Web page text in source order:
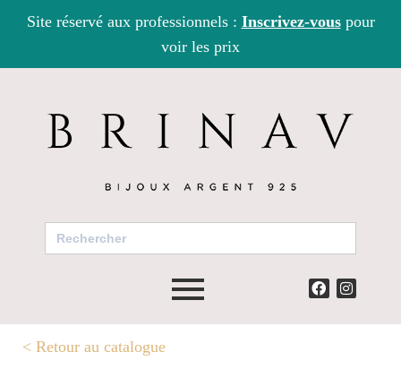
Site réservé aux professionnels : Inscrivez-vouspour
voir les prix
Search
for:
< Retour au catalogue